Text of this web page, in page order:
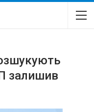
залишив